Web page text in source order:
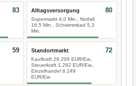
83 Alltagsversorgung
Supermarkt 4,0 Min., Notfall
16,5 Min., Schwimmbad 5,3
Min.
80
59 Standortmarkt
Kaufkraft 29.206 EUR/Ew.,
Steuerkraft 1.262 EUR/Ew.,
Einzelhandel 8.249
EUR/Ew.
72